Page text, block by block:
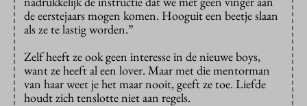
de eerstejaars mogen komen. Hooguit een beetje slaan
als ze te lastig worden.”
Zelf heeft ze ook geen interesse in de nieuwe boys,
want ze heeft al een lover. Maar met die mentorman
van haar weet je het maar nooit, geeft ze toe. Liefde
houdt zich tenslotte niet aan regels.